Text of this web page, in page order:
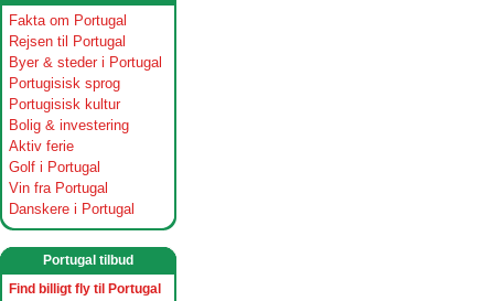
Fakta om Portugal
Rejsen til Portugal
Byer & steder i Portugal
Portugisisk sprog
Portugisisk kultur
Bolig & investering
Aktiv ferie
Golf i Portugal
Vin fra Portugal
Danskere i Portugal
Portugal tilbud
Find billigt fly til Portugal